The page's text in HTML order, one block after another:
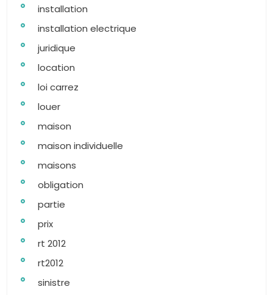
installation
installation electrique
juridique
location
loi carrez
louer
maison
maison individuelle
maisons
obligation
partie
prix
rt 2012
rt2012
sinistre